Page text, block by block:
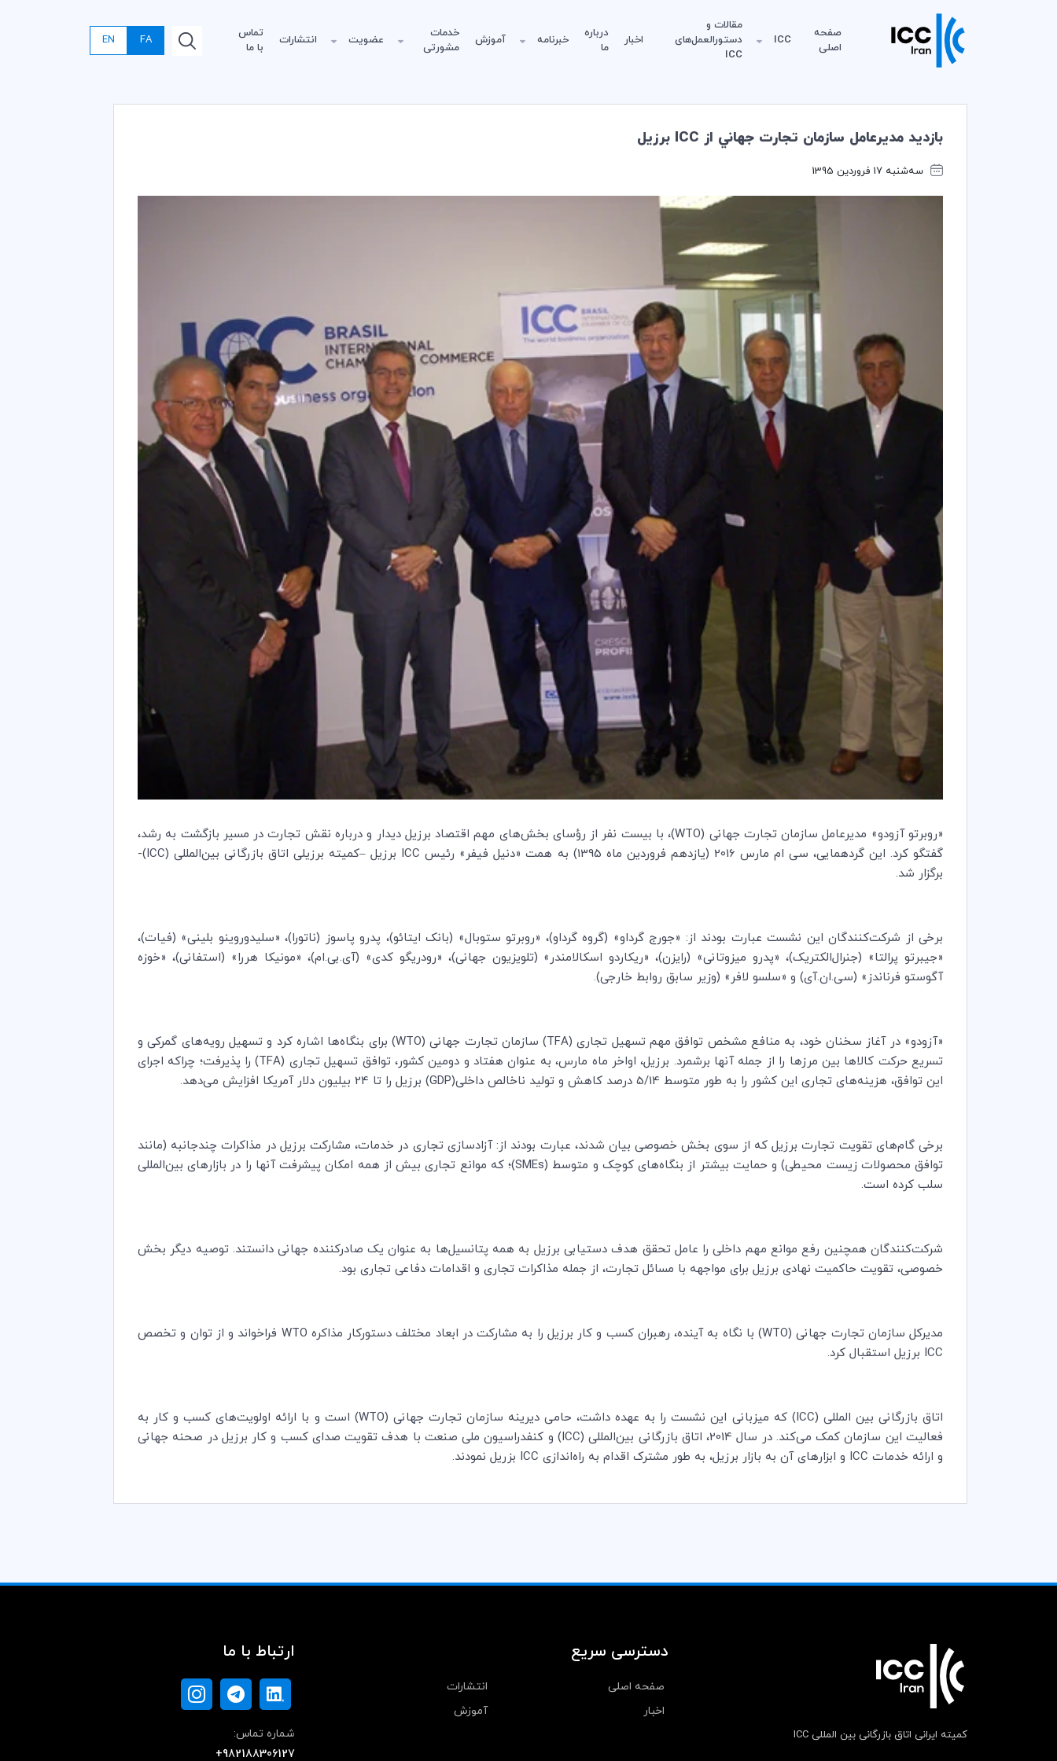
صفحه
اصلی
ICC
مقالات و
دستورالعمل‌های
ICC
اخبار
درباره
ما
خبرنامه آموزش
خدمات
مشورتی
عضویت انتشارات
تماس
با ما
FA
EN
بازديد مديرعامل سازمان تجارت جهاني از ICC برزيل
سه‌شنبه 17 فروردین 1395
«روبرتو آزودو» مدیرعامل سازمان تجارت جهانی (WTO)، با بیست نفر از رؤسای بخش‌های مهم اقتصاد برزیل دیدار و درباره نقش تجارت در مسیر بازگشت به رشد،
گفتگو کرد. این گردهمایی، سی ام مارس 2016 (یازدهم فروردین ماه 1395) به همت «دنیل فیفر» رئیس
ICC برزیل –کمیته برزیلی اتاق بازرگانی بین‌المللی (ICC
)-
برگزار شد.
برخی از شرکت‌کنندگان این نشست عبارت بودند از: «جورج گرداو» (گروه گرداو)، «روبرتو ستوبال» (بانک ایتائو)، پدرو پاسوز (ناتورا)، «سلیدوروینو بلینی» (فیات)،
«جیبرتو پرالتا» (جنرال‌الکتریک)، «پدرو میزوتانی» (رایزن)، «ریکاردو اسکالامندر» (تلویزیون جهانی)، «رودریگو کدی» (آی.بی.ام)، «مونیکا هررا» (استفانی)، «خوزه
آگوستو فرناندز» (سی.ان.آی) و «سلسو لافر» (وزیر سابق روابط خارجی).
«آزودو» در آغاز سخنان خود، به منافع مشخص توافق مهم تسهیل تجاری (TFA) سازمان تجارت جهانی (WTO) برای بنگاه‌ها اشاره کرد و تسهیل رویه‌های گمرکی و
تسریع حرکت کالاها بین مرزها را از جمله آنها برشمرد. برزیل، اواخر ماه مارس، به عنوان هفتاد و دومین کشور، توافق تسهیل تجاری (TFA) را پذیرفت؛ چراکه اجرای
این توافق، هزینه‌های تجاری این کشور را به طور متوسط 5/14 درصد کاهش و تولید ناخالص داخلی(
GDP) برزیل را تا 24 بیلیون دلار آمریکا افزایش می‌دهد.
برخی گام‌های تقویت تجارت برزیل که از سوی بخش خصوصی بیان شدند، عبارت بودند از: آزادسازی تجاری در خدمات، مشارکت برزیل در مذاکرات چندجانبه (مانند
توافق محصولات زیست محیطی) و حمایت بیشتر از بنگاه‌های کوچک و متوسط (SMEs)؛ که موانع تجاری بیش از همه امکان پیشرفت آنها را در بازارهای بین‌المللی
سلب کرده‌ است.
شرکت‌کنندگان همچنین رفع موانع مهم داخلی را عامل تحقق هدف دستیابی برزیل به همه پتانسیل‌ها به عنوان یک صادرکننده جهانی دانستند. توصیه دیگر بخش
خصوصی، تقویت حاکمیت نهادی برزیل برای مواجهه با مسائل تجارت، از جمله مذاکرات تجاری و اقدامات دفاعی تجاری بود.
مدیرکل سازمان تجارت جهانی (WTO) با نگاه به آینده، رهبران کسب و کار برزیل را به مشارکت در ابعاد مختلف دستورکار مذاکره WTO فراخواند و از توان و تخصص
ICC برزیل استقبال کرد.
اتاق بازرگانی بین المللی (ICC) که میزبانی این نشست را به عهده داشت، حامی دیرینه سازمان تجارت جهانی (WTO) است و با ارائه اولویت‌های کسب و کار به
فعالیت این سازمان کمک می‌کند. در سال 2014، اتاق بازرگانی بین‌المللی (
ICC) و کنفدراسیون ملی صنعت با هدف تقویت صدای کسب و کار برزیل در صحنه جهانی
و ارائه خدمات ICC و ابزارهای آن به بازار برزیل، به طور مشترک اقدام به راه‌اندازی ICC بزریل نمودند.
کمیته ایرانی اتاق بازرگانی بین المللی ICC
دسترسی سریع
صفحه اصلی
انتشارات
اخبار
آموزش
ارتباط با ما
شماره تماس:
+982188306127